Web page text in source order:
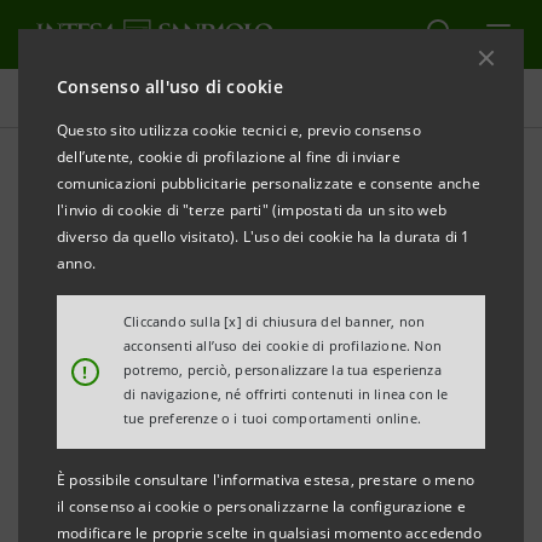
Consenso all'uso di cookie
Questo sito utilizza cookie tecnici e, previo consenso
dell’utente, cookie di profilazione al fine di inviare
comunicazioni pubblicitarie personalizzate e consente anche
l'invio di cookie di "terze parti" (impostati da un sito web
diverso da quello visitato). L'uso dei cookie ha la durata di 1
anno.
!
Cliccando sulla [x] di chiusura del banner, non
acconsenti all’uso dei cookie di profilazione. Non
potremo, perciò, personalizzare la tua esperienza
di navigazione, né offrirti contenuti in linea con le
tue preferenze o i tuoi comportamenti online.
È possibile consultare l'informativa estesa, prestare o meno
il consenso ai cookie o personalizzarne la configurazione e
modificare le proprie scelte in qualsiasi momento accedendo
Comunicati stampa
STAMPA AGGIORNA
COMUNICATO STAMPA
INTESA SANPAOLO:
MONITOR DEI DISTRETTI E DEI POLI TECNOLOGICI
DELLA TOSCANA
Export in crescita del 20,9% nei primi mesi del
2024, superiore al dato nazionale
Monitor realizzato dal Research Department di
Intesa Sanpaolo